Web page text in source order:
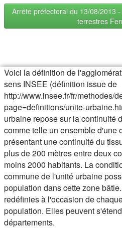
Arrêté préfectoral du 13/08/2013
terrestres
Voici la définition de
sens INSEE (définition issue de
http://www.insee.fr/fr/methodes/
page=definitions/unite-
urbaine repose sur la continuité
comme telle un ensemble d'une
présentant une continuité du
plus de 200 mètres entre deux
moins 2000 habitants. La
commune de l'unité urbaine
population dans cette zone
redéfinies à l'occasion de
population. Elles peuvent
départements.